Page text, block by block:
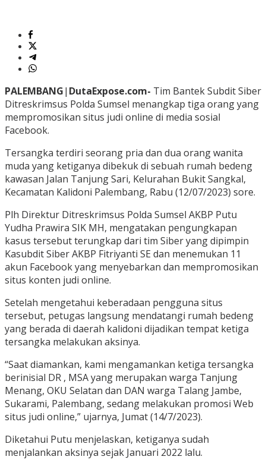
PALEMBANG| DutaExpose.com- Tim Bantek Subdit Siber
Ditreskrimsus Polda Sumsel menangkap tiga orang yang
mempromosikan situs judi online di media sosial
Facebook.
Tersangka terdiri seorang pria dan dua orang wanita
muda yang ketiganya dibekuk di sebuah rumah bedeng
kawasan Jalan Tanjung Sari, Kelurahan Bukit Sangkal,
Kecamatan Kalidoni Palembang, Rabu (12/07/2023) sore.
Plh Direktur Ditreskrimsus Polda Sumsel AKBP Putu
Yudha Prawira SIK MH, mengatakan pengungkapan
kasus tersebut terungkap dari tim Siber yang dipimpin
Kasubdit Siber AKBP Fitriyanti SE dan menemukan 11
akun Facebook yang menyebarkan dan mempromosikan
situs konten judi online.
Setelah mengetahui keberadaan pengguna situs
tersebut, petugas langsung mendatangi rumah bedeng
yang berada di daerah kalidoni dijadikan tempat ketiga
tersangka melakukan aksinya.
“Saat diamankan, kami mengamankan ketiga tersangka
berinisial DR , MSA yang merupakan warga Tanjung
Menang, OKU Selatan dan DAN warga Talang Jambe,
Sukarami, Palembang, sedang melakukan promosi Web
situs judi online,” ujarnya, Jumat (14/7/2023).
Diketahui Putu menjelaskan, ketiganya sudah
menjalankan aksinya sejak Januari 2022 lalu.